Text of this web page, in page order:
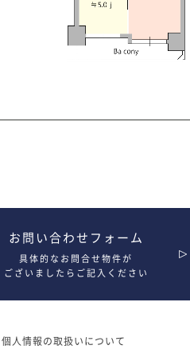
お問い合わせフォーム
具体的なお問合せ物件が
ございましたらご記入ください
個人情報の取扱いについて